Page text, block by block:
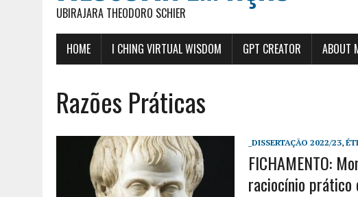
UBIRAJARA THEODORO SCHIER
HOME I CHING VIRTUAL WISDOM GPT CREATOR ABOUT
Razões Práticas
_DISSERTAÇÃO 2022/23,
FICHAMENTO:
raciocínio